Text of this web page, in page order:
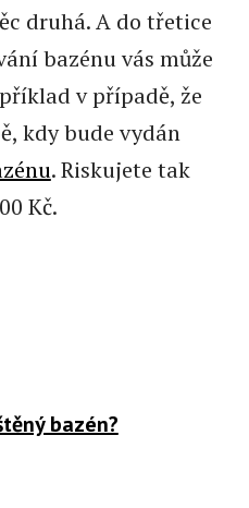
druhá. A do třetice
bazénu vás může
v případě, že
kdy bude vydán
. Riskujete tak
Kč.
bazén?